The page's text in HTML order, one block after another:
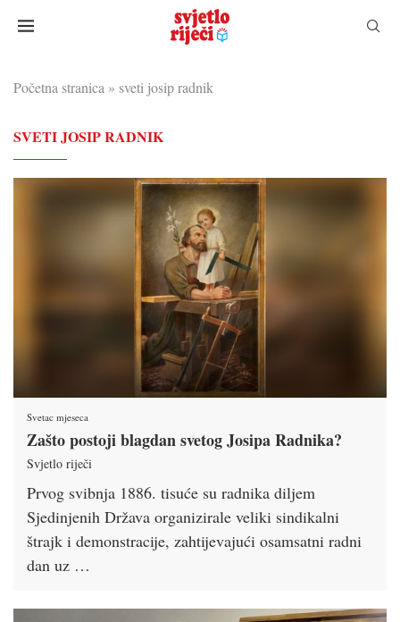
Početna stranica » sveti josip radnik
SVETI JOSIP RADNIK
Svetac mjeseca
Zašto postoji blagdan svetog Josipa Radnika?
Svjetlo riječi
Prvog svibnja 1886. tisuće su radnika diljem
Sjedinjenih Država organizirale veliki sindikalni
štrajk i demonstracije, zahtijevajući osamsatni radni
dan uz …